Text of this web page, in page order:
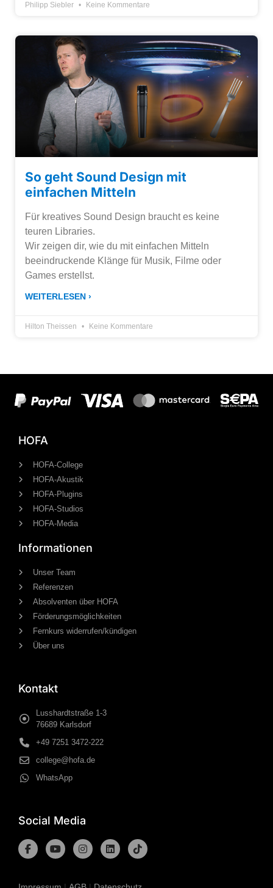
Philipp Siebler Keine Kommentare
So geht Sound Design mit
einfachen Mitteln
Für kreatives Sound Design braucht es keine
teuren Libraries.
Wir zeigen dir, wie du mit einfachen Mitteln
beeindruckende Klänge für Musik, Filme oder
Games erstellst.
WEITERLESEN ›
Hilton Theissen Keine Kommentare
HOFA
HOFA-College
HOFA-Akustik
HOFA-Plugins
HOFA-Studios
HOFA-Media
Informationen
Unser Team
Referenzen
Absolventen über HOFA
Förderungsmöglichkeiten
Fernkurs widerrufen/kündigen
Über uns
Kontakt
Lusshardtstraße 1-3
76689 Karlsdorf
+49 7251 3472-222
college@hofa.de
WhatsApp
Social Media